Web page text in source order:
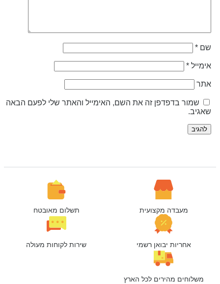
*
*
שמור בדפדפן זה את השם, האימייל והאתר שלי לפעם הבאה
מעבדה מקצועית תשלום מאובטח
אחריות יבואן רשמי שירות לקוחות מעולה
משלוחים מהירים לכל הארץ